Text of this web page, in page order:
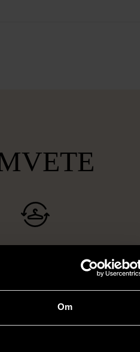
Om
och prisvärda
ett brett utbud av
från kläder och möbler